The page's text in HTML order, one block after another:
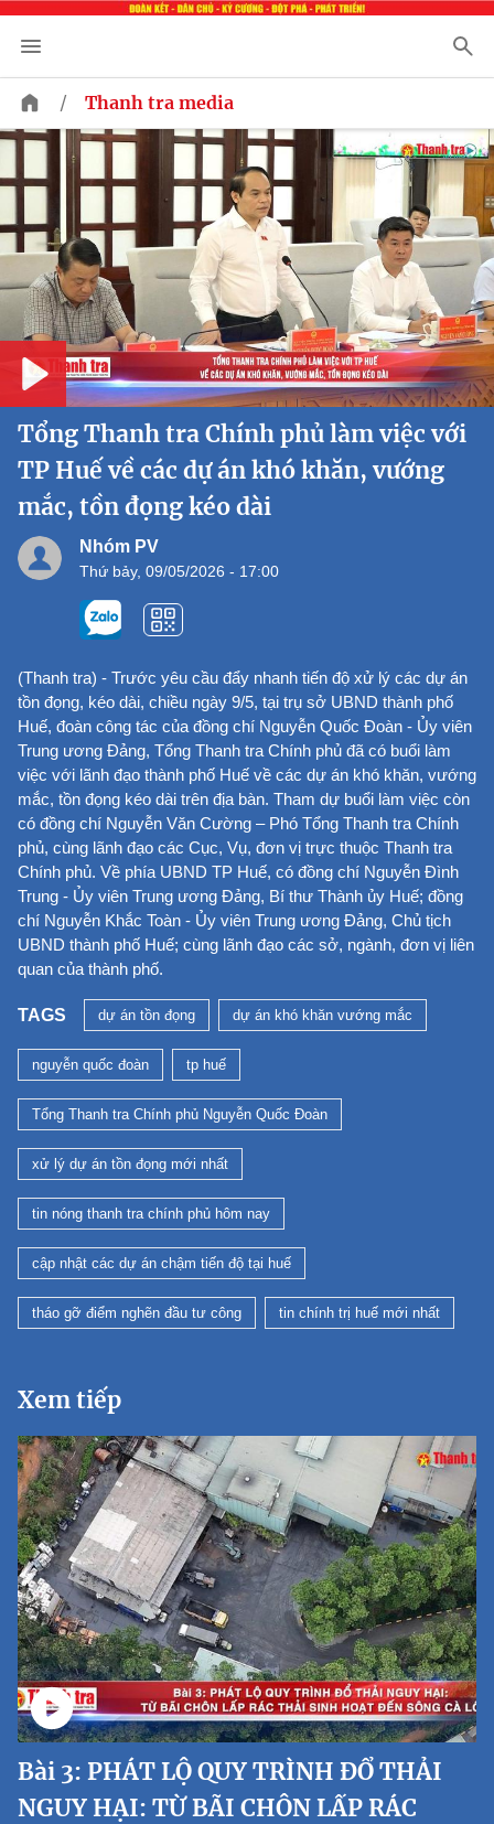
/ Thanh tra media
Play
Tổng Thanh tra Chính phủ làm việc với
TP Huế về các dự án khó khăn, vướng
mắc, tồn đọng kéo dài
Nhóm PV
Thứ bảy, 09/05/2026 - 17:00
(Thanh tra) - Trước yêu cầu đẩy nhanh tiến độ xử lý các dự án
tồn đọng, kéo dài, chiều ngày 9/5, tại trụ sở UBND thành phố
Huế, đoàn công tác của đồng chí Nguyễn Quốc Đoàn - Ủy viên
Trung ương Đảng, Tổng Thanh tra Chính phủ đã có buổi làm
việc với lãnh đạo thành phố Huế về các dự án khó khăn, vướng
mắc, tồn đọng kéo dài trên địa bàn. Tham dự buổi làm việc còn
có đồng chí Nguyễn Văn Cường – Phó Tổng Thanh tra Chính
phủ, cùng lãnh đạo các Cục, Vụ, đơn vị trực thuộc Thanh tra
Chính phủ. Về phía UBND TP Huế, có đồng chí Nguyễn Đình
Trung - Ủy viên Trung ương Đảng, Bí thư Thành ủy Huế; đồng
chí Nguyễn Khắc Toàn - Ủy viên Trung ương Đảng, Chủ tịch
UBND thành phố Huế; cùng lãnh đạo các sở, ngành, đơn vị liên
quan của thành phố.
TAGS dự án tồn đọng dự án khó khăn vướng mắc
nguyễn quốc đoàn tp huế
Tổng Thanh tra Chính phủ Nguyễn Quốc Đoàn
xử lý dự án tồn đọng mới nhất
tin nóng thanh tra chính phủ hôm nay
cập nhật các dự án chậm tiến độ tại huế
tháo gỡ điểm nghẽn đầu tư công tin chính trị huế mới nhất
Xem tiếp
Bài 3: PHÁT LỘ QUY TRÌNH ĐỔ THẢI
NGUY HẠI: TỪ BÃI CHÔN LẤP RÁC